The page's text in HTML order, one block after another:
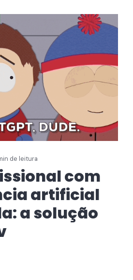
de leitura
com
artificial
a solução